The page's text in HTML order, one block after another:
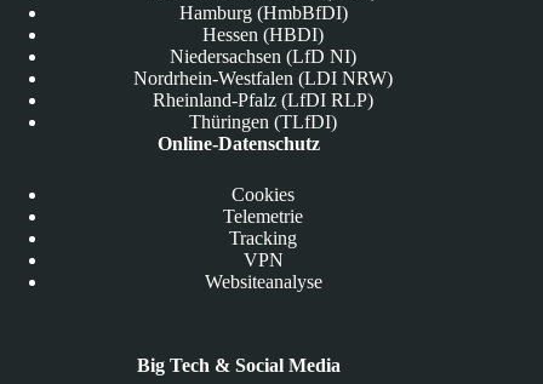
Hamburg (HmbBfDI)
Hessen (HBDI)
Niedersachsen (LfD NI)
Nordrhein-Westfalen (LDI NRW)
Rheinland-Pfalz (LfDI RLP)
Thüringen (TLfDI)
Online-Datenschutz
Cookies
Telemetrie
Tracking
VPN
Websiteanalyse
Big Tech & Social Media